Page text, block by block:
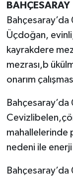
BAHÇESARAY
Üçdoğan,
kayrakdere
mezrası,b
onarım
mahallelerinde
nedeni ile